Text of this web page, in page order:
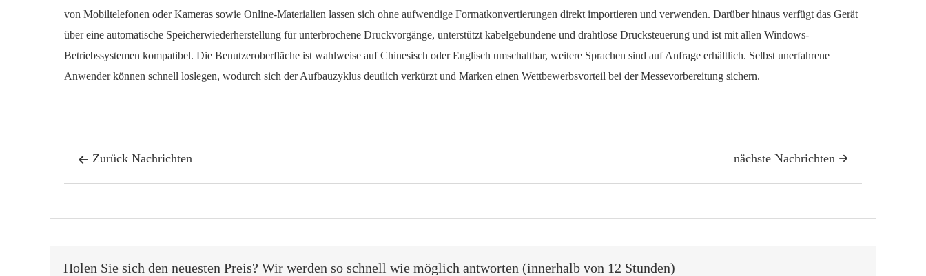
von Mobiltelefonen oder Kameras sowie Online-Materialien lassen sich ohne aufwendige Formatkonvertierungen direkt importieren und verwenden. Darüber hinaus verfügt das Gerät
über eine automatische Speicherwiederherstellung für unterbrochene Druckvorgänge, unterstützt kabelgebundene und drahtlose Drucksteuerung und ist mit allen Windows-
Betriebssystemen kompatibel. Die Benutzeroberfläche ist wahlweise auf Chinesisch oder Englisch umschaltbar, weitere Sprachen sind auf Anfrage erhältlich. Selbst unerfahrene
Anwender können schnell loslegen, wodurch sich der Aufbauzyklus deutlich verkürzt und Marken einen Wettbewerbsvorteil bei der Messevorbereitung sichern.
 Zurück Nachrichten 
nächste Nachrichten
Holen Sie sich den neuesten Preis? Wir werden so schnell wie möglich antworten (innerhalb von 12 Stunden)